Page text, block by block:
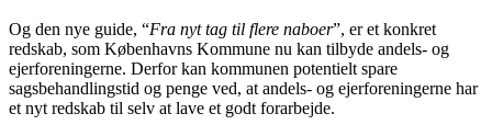
Og den nye guide, “Fra nyt tag til flere naboer”, er et konkret
redskab, som Københavns Kommune nu kan tilbyde andels- og
ejerforeningerne. Derfor kan kommunen potentielt spare
sagsbehandlingstid og penge ved, at andels- og ejerforeningerne har
et nyt redskab til selv at lave et godt forarbejde.